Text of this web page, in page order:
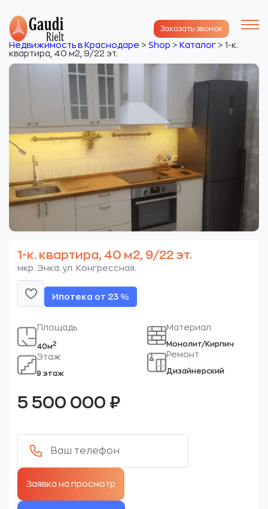
Заказать звонок
Недвижимость в Краснодаре > Shop > Каталог > 1-к.
квартира, 40 м2, 9/22 эт.
1-к. квартира, 40 м2, 9/22 эт.
мкр. Энка. ул. Конгрессная.
Ипотека от 23 %
Площадь
40м2
Этаж
9 этаж
Материал
Монолит/Кирпич
Ремонт
Дизайнерский
5 500 000 ₽